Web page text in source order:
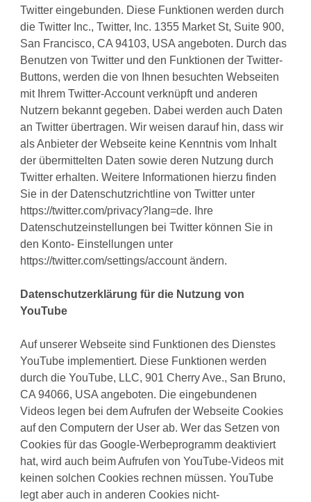
Twitter eingebunden. Diese Funktionen werden durch
die Twitter Inc., Twitter, Inc. 1355 Market St, Suite 900,
San Francisco, CA 94103, USA angeboten. Durch das
Benutzen von Twitter und den Funktionen der Twitter-
Buttons, werden die von Ihnen besuchten Webseiten
mit Ihrem Twitter-Account verknüpft und anderen
Nutzern bekannt gegeben. Dabei werden auch Daten
an Twitter übertragen. Wir weisen darauf hin, dass wir
als Anbieter der Webseite keine Kenntnis vom Inhalt
der übermittelten Daten sowie deren Nutzung durch
Twitter erhalten. Weitere Informationen hierzu finden
Sie in der Datenschutzrichtline von Twitter unter
https://twitter.com/privacy?lang=de. Ihre
Datenschutzeinstellungen bei Twitter können Sie in
den Konto- Einstellungen unter
https://twitter.com/settings/account ändern.
Datenschutzerklärung für die Nutzung von
YouTube
Auf unserer Webseite sind Funktionen des Dienstes
YouTube implementiert. Diese Funktionen werden
durch die YouTube, LLC, 901 Cherry Ave., San Bruno,
CA 94066, USA angeboten. Die eingebundenen
Videos legen bei dem Aufrufen der Webseite Cookies
auf den Computern der User ab. Wer das Setzen von
Cookies für das Google-Werbeprogramm deaktiviert
hat, wird auch beim Aufrufen von YouTube-Videos mit
keinen solchen Cookies rechnen müssen. YouTube
legt aber auch in anderen Cookies nicht-